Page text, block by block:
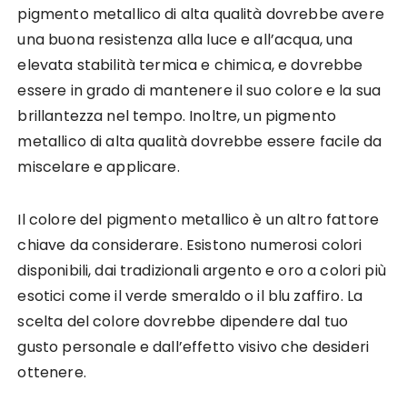
pigmento metallico di alta qualità dovrebbe avere
una buona resistenza alla luce e all’acqua, una
elevata stabilità termica e chimica, e dovrebbe
essere in grado di mantenere il suo colore e la sua
brillantezza nel tempo. Inoltre, un pigmento
metallico di alta qualità dovrebbe essere facile da
miscelare e applicare.
Il colore del pigmento metallico è un altro fattore
chiave da considerare. Esistono numerosi colori
disponibili, dai tradizionali argento e oro a colori più
esotici come il verde smeraldo o il blu zaffiro. La
scelta del colore dovrebbe dipendere dal tuo
gusto personale e dall’effetto visivo che desideri
ottenere.